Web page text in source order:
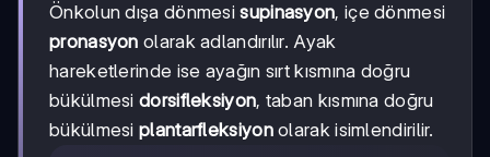
Önkolun dışa dönmesisupinasyon, içe dönmesi
pronasyon olarak adlandırılır. Ayak
hareketlerinde ise ayağın sırt kısmına doğru
bükülmesidorsifleksiyon, taban kısmına doğru
bükülmesiplantarfleksiyonolarak isimlendirilir.